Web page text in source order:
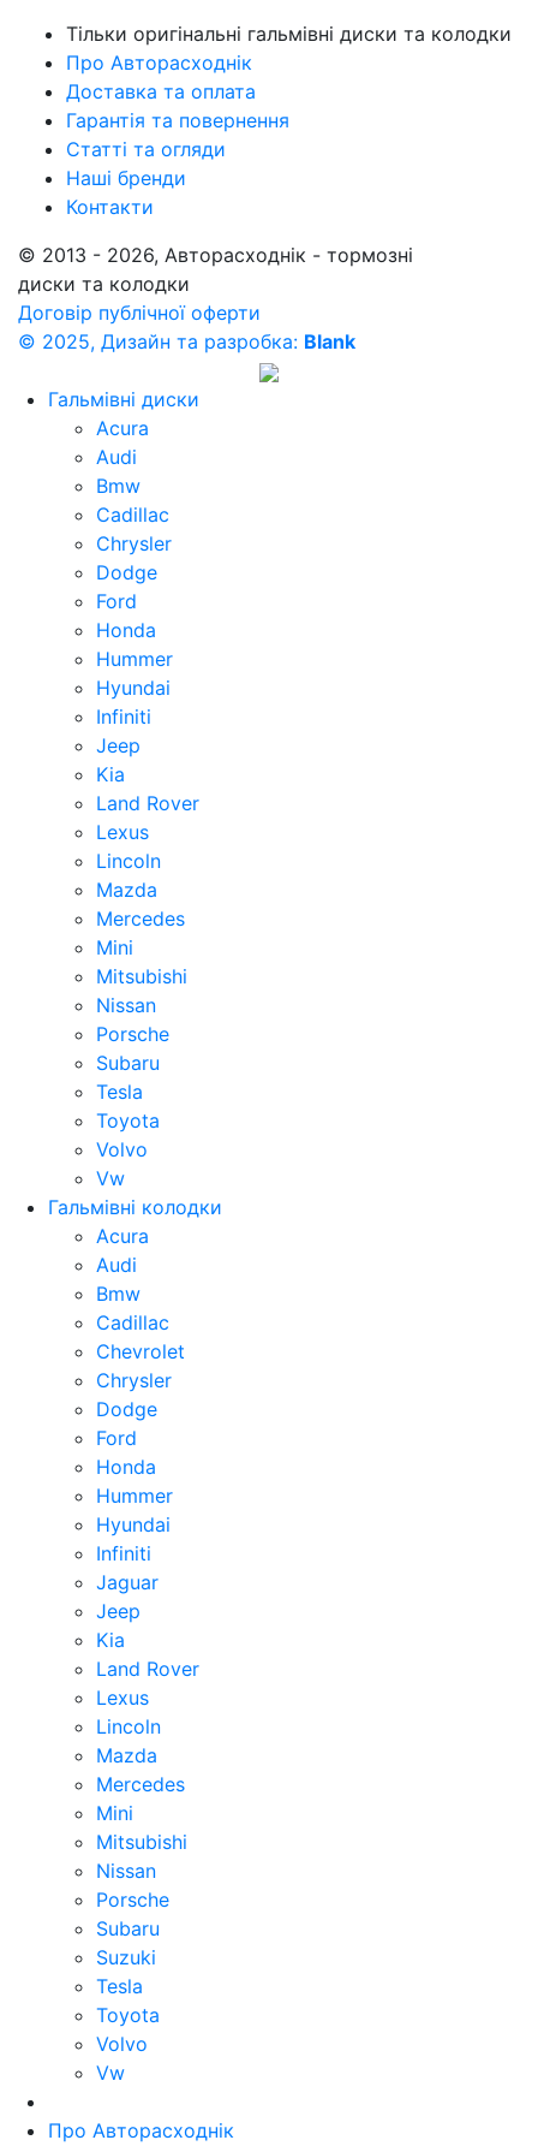
Тільки оригінальні гальмівні диски та колодки
Про Авторасходнік
Доставка та оплата
Гарантія та повернення
Статті та огляди
Наші бренди
Контакти
© 2013 - 2026, Авторасходнік - тормозні
диски та колодки
Договір публічної оферти
© 2025, Дизайн та разробка: Blank
Гальмівні диски
Acura
Audi
Bmw
Cadillac
Chrysler
Dodge
Ford
Honda
Hummer
Hyundai
Infiniti
Jeep
Kia
Land Rover
Lexus
Lincoln
Mazda
Mercedes
Mini
Mitsubishi
Nissan
Porsche
Subaru
Tesla
Toyota
Volvo
Vw
Гальмівні колодки
Acura
Audi
Bmw
Cadillac
Chevrolet
Chrysler
Dodge
Ford
Honda
Hummer
Hyundai
Infiniti
Jaguar
Jeep
Kia
Land Rover
Lexus
Lincoln
Mazda
Mercedes
Mini
Mitsubishi
Nissan
Porsche
Subaru
Suzuki
Tesla
Toyota
Volvo
Vw
Про Авторасходнік